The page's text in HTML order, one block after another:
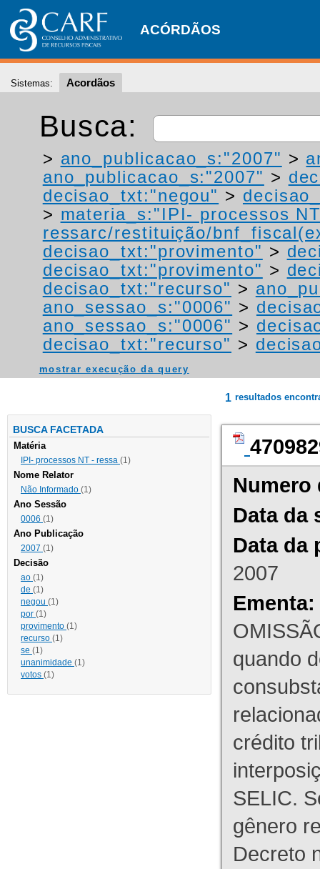
ACÓRDÃOS
Sistemas: Acordãos
Busca:
> ano_publicacao_s:"2007" >
ano_publicacao_s:"2007" >
decisao_txt:"negou" >
> materia_s:"IPI- processos
ressarc/restituição/
decisao_txt:"provimento" >
decisao_txt:"provimento" >
decisao_txt:"recurso" >
ano_sessao_s:"0006" >
ano_sessao_s:"0006" >
decisao_txt:"recurso" >
mostrar execução da query
BUSCA FACETADA
Matéria
IPI- processos NT - ressa (1)
Nome Relator
Não Informado (1)
Ano Sessão
0006 (1)
Ano Publicação
2007 (1)
Decisão
ao (1)
de (1)
negou (1)
por (1)
provimento (1)
recurso (1)
se (1)
unanimidade (1)
votos (1)
1 resultados
Numero
Data da
Data da
2007
Ementa:
quando
crédito
SELIC.
gênero
Decreto